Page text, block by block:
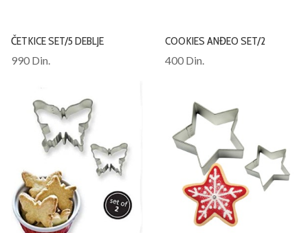
ČETKICE SET/5 DEBLJE
990 Din.
COOKIES ANĐEO SET/2
400 Din.